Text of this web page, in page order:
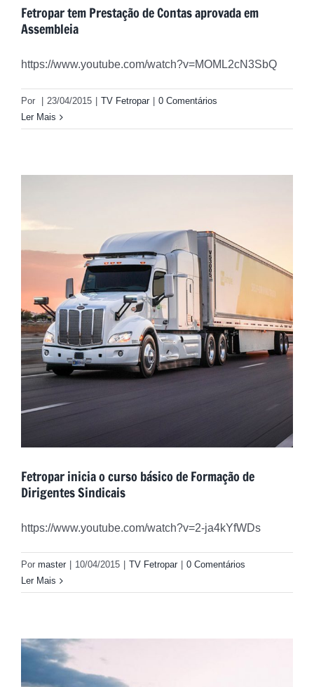
Fetropar tem Prestação de Contas aprovada em
Assembleia
https://www.youtube.com/watch?v=MOML2cN3SbQ
Por 23/04/2015 TV Fetropar
0 Comentários
Ler Mais
Fetropar inicia o curso básico de Formação de
Dirigentes Sindicais
https://www.youtube.com/watch?v=2-ja4kYfWDs
Por master 10/04/2015 TV Fetropar
0 Comentários
Ler Mais